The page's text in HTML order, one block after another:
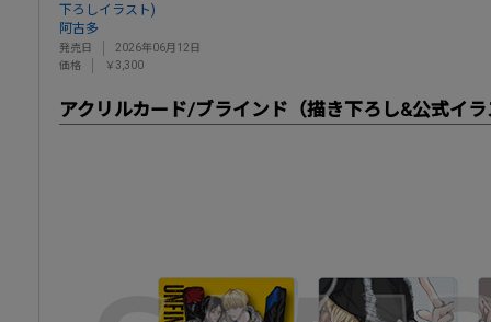
下ろしイラスト)
阿古多
発売日
2026年06月12日
価格
￥3,300
アクリルカード/ブラインド（描き下ろし&公式イ